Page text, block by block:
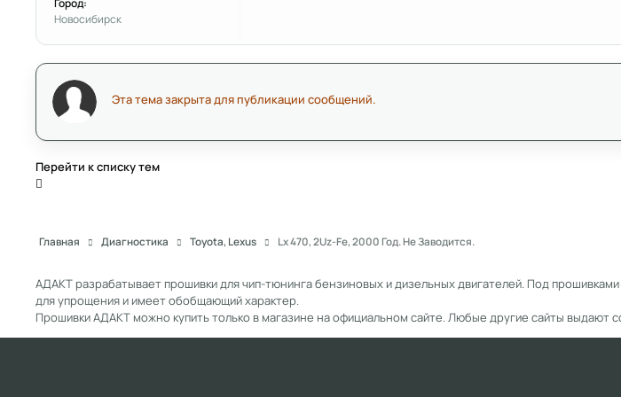
Новосибирск
Эта тема закрыта для публикации сообщений.
Перейти к списку тем
Главная Диагностика Toyota, Lexus Lx 470, 2Uz-Fe, 2000 Год. Не Заводится.
АДАКТ разрабатывает прошивки для чип-тюнинга бензиновых и дизельных двигателей. Под
для упрощения и имеет обобщающий характер.
Прошивки АДАКТ можно купить только в магазине на официальном сайте. Любые другие сайты выдают